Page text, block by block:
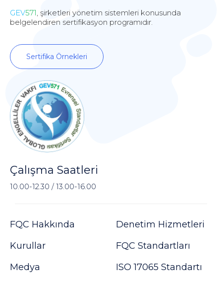
GEV571, şirketleri yönetim sistemleri konusunda
belgelendiren sertifikasyon programıdır.
Sertifika Örnekleri
Çalışma Saatleri
10.00-12.30 / 13.00-16.00
FQC Hakkında
Kurullar
Medya
Denetim Hizmetleri
FQC Standartları
ISO 17065 Standartı